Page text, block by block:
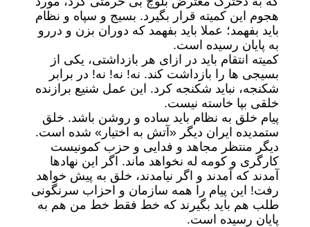
هجوم این کمیته قرار بگیرد. بسیج و سپاه و نظام
باید بفهمد؛ عملا باید بفهمد که دوران بزن و دررو
به پایان رسیده است.
کمیته انتقام باید در ازای هر بازداشتی، یکی از
بسیجی ها را بازداشت کند. نه! نه! نه! در برابر
شکنجه، نباید شکنجه کرد. این عمل شنیع برازنده
خلقی بپا خاسته نیست.
پیام خلق به نظام باید ساده و روشن باشد. خلق
ستمدیده ایران دیگر «آتش به اختیار» شده است.
دیگر منتظر مجاهد و فدایی و حزب کمونیست
کارگری و کومه له نخواهد ماند. اگر این نهادها
آمدند که آمدند و اگر نیامدند، خلق به پیش خواهد
رفت! این پیام را همه سازمان و احزاب سرنگونی
طلب هم باید بگیرند که خط فقط خط من هم به
پایان رسیده است.